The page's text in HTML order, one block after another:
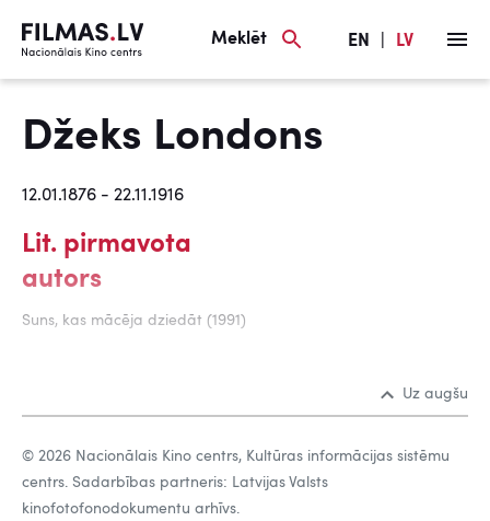
Meklēt EN LV
Džeks Londons
12.01.1876 - 22.11.1916
Lit. pirmavota
autors
Suns, kas mācēja dziedāt (1991)
Uz augšu
© 2026 Nacionālais Kino centrs, Kultūras informācijas sistēmu
centrs. Sadarbības partneris: Latvijas Valsts
kinofotofonodokumentu arhīvs.